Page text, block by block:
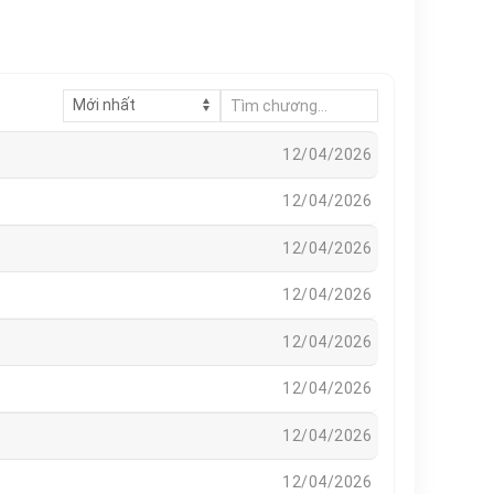
12/04/2026
12/04/2026
12/04/2026
12/04/2026
12/04/2026
12/04/2026
12/04/2026
12/04/2026